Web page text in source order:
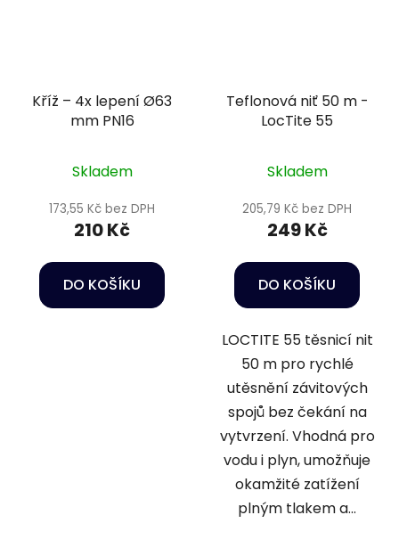
Kříž – 4x lepení Ø63
mm PN16
Skladem
173,55 Kč bez DPH
210 Kč
DO KOŠÍKU
Teflonová niť 50 m -
LocTite 55
Skladem
205,79 Kč bez DPH
249 Kč
DO KOŠÍKU
LOCTITE 55 těsnicí nit
50 m pro rychlé
utěsnění závitových
spojů bez čekání na
vytvrzení. Vhodná pro
vodu i plyn, umožňuje
okamžité zatížení
plným tlakem a...